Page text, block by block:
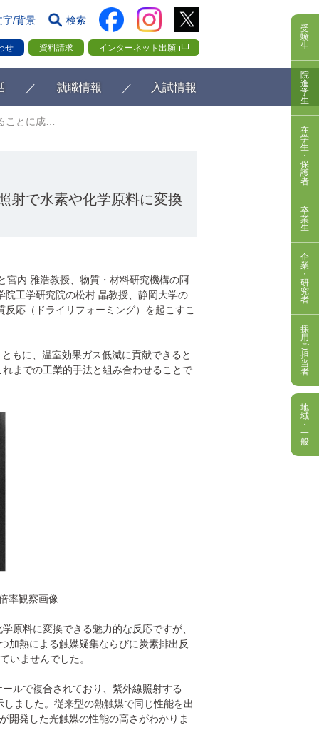
字/背景 検索
せ 資料請求 インターネット出願
就職情報 入試情報
受
験
生
院
進
学
生
在
学
生
・
保
護
者
卒
業
生
企
業
・
研
究
者
採
用
ご
担
当
者
地
域
・
一
般
ことに成…
射で水素や化学原料に変換
宮内 雅浩教授、物質・材料研究機構の阿
院工学研究院の松村 晶教授、静岡大学の
応（ドライリフォーミング）を起こすこ
もに、温室効果ガス低減に貢献できると
までの工業的手法と組み合わせることで
率観察画像
原料に変換できる魅力的な反応ですが、
加熱による触媒疑集ならびに炭素排出反
いませんでした。
ルで複合されており、紫外線照射する
ました。従来型の熱触媒で同じ性能を出
開発した光触媒の性能の高さがわかりま